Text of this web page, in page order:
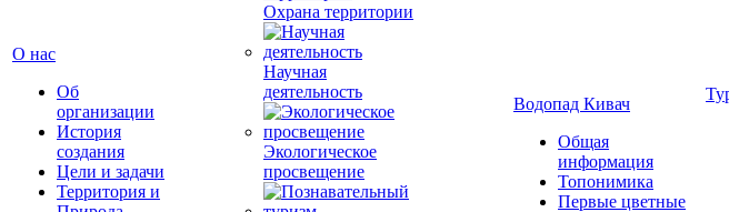
О нас
Об
организации
История
создания
Цели и задачи
Территория и
Охрана территории
Научная
деятельность
Экологическое
просвещение
Водопад Кивач
Общая
информация
Топонимика
Первые цветные